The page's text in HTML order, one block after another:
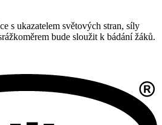
s ukazatelem světových stran, síly
bude sloužit k bádání žáků.